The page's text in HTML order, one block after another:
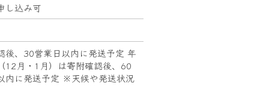
し込み可
後、30営業日以内に発送予定 年
12月・1月）は寄附確認後、60
内に発送予定 ※天候や発送状況